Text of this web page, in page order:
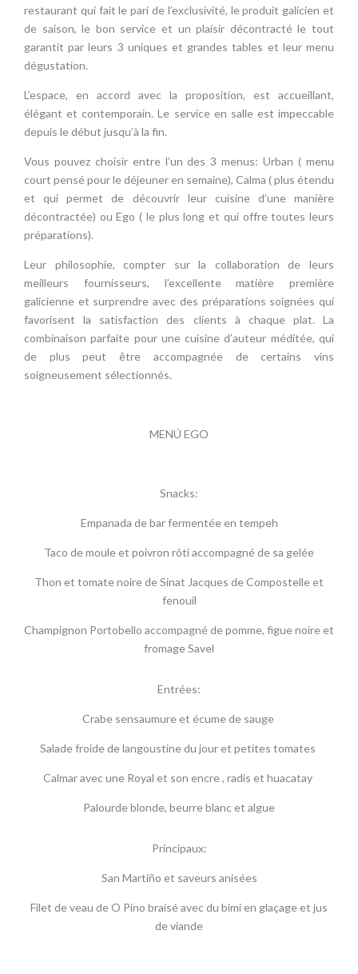
restaurant qui fait le pari de l’exclusivité, le produit galicien et
de saison, le bon service et un plaisir décontracté le tout
garantit par leurs 3 uniques et grandes tables et leur menu
dégustation.
L’espace, en accord avec la proposition, est accueillant,
élégant et contemporain. Le service en salle est impeccable
depuis le début jusqu’à la fin.
Vous pouvez choisir entre l’un des 3 menus: Urban ( menu
court pensé pour le déjeuner en semaine), Calma ( plus étendu
et qui permet de découvrir leur cuisine d’une manière
décontractée) ou Ego ( le plus long et qui offre toutes leurs
préparations).
Leur philosophie, compter sur la collaboration de leurs
meilleurs fournisseurs, l’excellente matière première
galicienne et surprendre avec des préparations soignées qui
favorisent la satisfaction des clients à chaque plat. La
combinaison parfaite pour une cuisine d’auteur méditée, qui
de plus peut être accompagnée de certains vins
soigneusement sélectionnés.
MENÚ EGO
Snacks:
Empanada de bar fermentée en tempeh
Taco de moule et poivron rôti accompagné de sa gelée
Thon et tomate noire de Sinat Jacques de Compostelle et
fenouil
Champignon Portobello accompagné de pomme, figue noire et
fromage Savel
Entrées:
Crabe sensaumure et écume de sauge
Salade froide de langoustine du jour et petites tomates
Calmar avec une Royal et son encre , radis et huacatay
Palourde blonde, beurre blanc et algue
Principaux:
San Martiño et saveurs anisées
Filet de veau de O Pino braisé avec du bimi en glaçage et jus
de viande